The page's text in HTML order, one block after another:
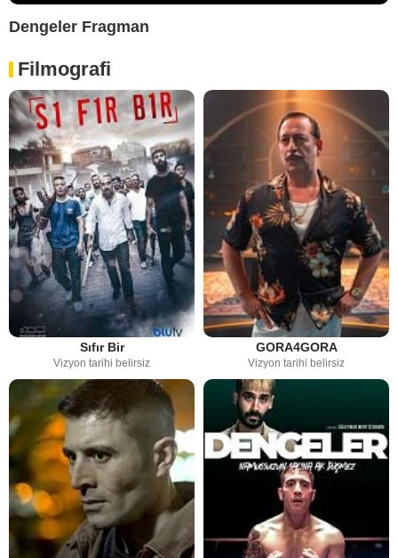
Dengeler Fragman
Filmografi
Sıfır Bir
Vizyon tarihi belirsiz
GORA4GORA
Vizyon tarihi belirsiz